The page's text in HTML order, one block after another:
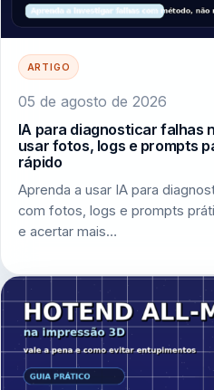
ARTIGO
05 de agosto de 2026
IA para diagnosticar falhas
usar fotos, logs e prompts
rápido
Aprenda a usar IA para
com fotos, logs e prompts
e acertar mais…